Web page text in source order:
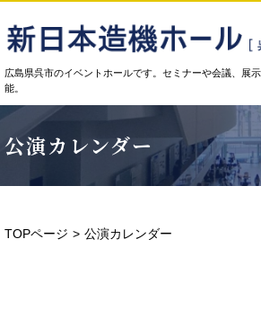
広島県呉市のイベントホールです。セミナーや会議、展
能。
公演カレンダー
TOPページ 公演カレンダー